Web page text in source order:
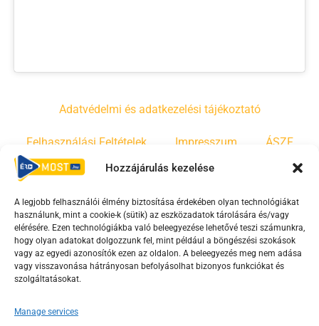
Hozzájárulás kezelése
A legjobb felhasználói élmény biztosítása érdekében olyan technológiákat
használunk, mint a cookie-k (sütik) az eszközadatok tárolására és/vagy
elérésére. Ezen technológiákba való beleegyezése lehetővé teszi számunkra,
hogy olyan adatokat dolgozzunk fel, mint például a böngészési szokások
vagy az egyedi azonosítók ezen az oldalon. A beleegyezés meg nem adása
vagy visszavonása hátrányosan befolyásolhat bizonyos funkciókat és
szolgáltatásokat.
Manage services
Adatvédelmi és adatkezelési tájékoztató
Felhasználási Feltételek Impresszum ÁSZF
Irányelvek Moderálási szabályzat
F
a
c
e
o
Y
o
u
t
b
T
i
k